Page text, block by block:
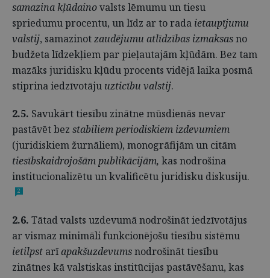
samazina kļūdainovalsts lēmumu un tiesu
spriedumu procentu, un līdz ar to rada ietaupījumu
valstij, samazinotzaudējumu atlīdzības izmaksasno
budžeta līdzekļiem par pieļautajām kļūdām. Bez tam
mazāks juridisku kļūdu procents vidējā laika posmā
stiprina iedzīvotāju uzticību valstij.
2.5. Savukārt tiesību zinātne mūsdienās nevar
pastāvēt bez stabiliem periodiskiem izdevumiem
(juridiskiem žurnāliem), monogrāfijām un citām
tiesībskaidrojošām publikācijām, kas nodrošina
institucionalizētu un kvalificētu juridisku diskusiju.
2
2.6. Tātad valsts uzdevumā nodrošināt iedzīvotājus
ar vismaz minimāli funkcionējošu tiesību sistēmu
ietilpst arīapakšuzdevumsnodrošināt tiesību
zinātnes kā valstiskas institūcijas pastāvēšanu, kas